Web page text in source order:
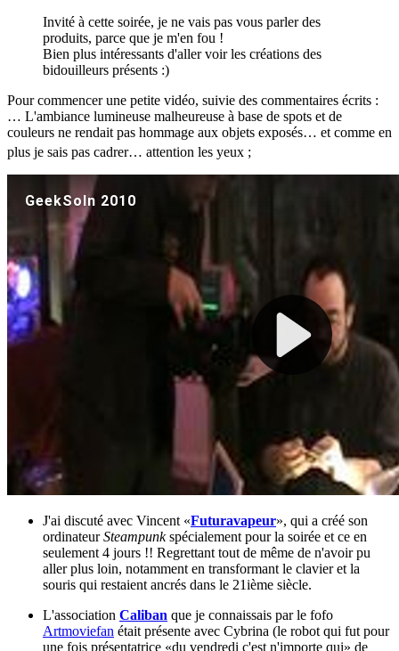
Invité à cette soirée, je ne vais pas vous parler des
produits, parce que je m'en fou !
Bien plus intéressants d'aller voir les créations des
bidouilleurs présents :)
Pour commencer une petite vidéo, suivie des commentaires écrits :
… L'ambiance lumineuse malheureuse à base de spots et de
couleurs ne rendait pas hommage aux objets exposés… et comme en
plus je sais pas cadrer… attention les yeux ;
J'ai discuté avec Vincent «Futuravapeur», qui a créé son
ordinateurSteampunkspécialement pour la soirée et ce en
seulement 4 jours !! Regrettant tout de même de n'avoir pu
aller plus loin, notamment en transformant le clavier et la
souris qui restaient ancrés dans le 21ième siècle.
L'association Caliban que je connaissais par le fofo
Artmoviefan était présente avec Cybrina (le robot qui fut pour
une fois présentatrice «du vendredi c'est n'importe qui» de